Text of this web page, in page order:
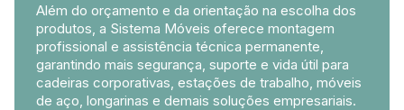
Além do orçamento e da orientação na escolha dos
produtos, a Sistema Móveis oferece montagem
profissional e assistência técnica permanente,
garantindo mais segurança, suporte e vida útil para
cadeiras corporativas, estações de trabalho, móveis
de aço, longarinas e demais soluções empresariais.